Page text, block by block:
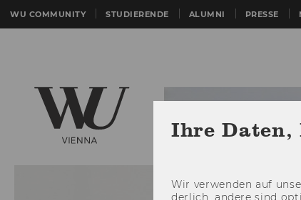
WU COMMUNITY STUDIERENDE ALUMNI PRESSE
Ihre Daten,
Wir ver­wen­den auf
der­lich, an­de­re sind